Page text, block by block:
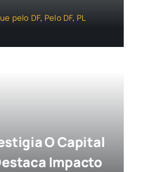
pelo DF, Pelo DF, PL
O Capital
Impacto